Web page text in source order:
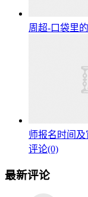
周超-口袋里
师报名时间及
评论(0)
最新评论